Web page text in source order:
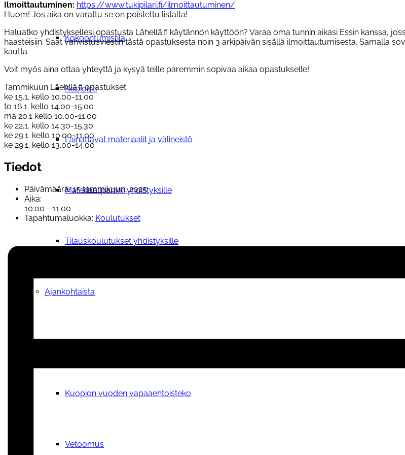
Kokoontumistila
Kopiointi
Lainattavat materiaalit ja välineistö
Materiaalipankki yhdistyksille
Tilauskoulutukset yhdistyksille
Ajankohtaista
Kuopion vuoden vapaaehtoisteko
Vetoomus
Ilmoittautuminen: https://www.tukipilari.fi/ilmoittautuminen/
Huom! Jos aika on varattu se on poistettu listalta!
Haluatko yhdistyksellesi opastusta Lähellä.fi käytännön käyttöön? Varaa oma tunnin aikasi Essin kanssa,
haasteisiin. Saat vahvistusviestin tästä opastuksesta noin 3 arkipäivän sisällä ilmoittautumisesta. Samalla
kautta.
Voit myös aina ottaa yhteyttä ja kysyä teille paremmin sopivaa aikaa opastukselle!
Tammikuun Läehllä.fi opastukset
ke 15.1. kello 10.00-11.00
to 16.1. kello 14.00-15.00
ma 20.1 kello 10.00-11.00
ke 22.1. kello 14.30-15.30
ke 29.1. kello 10.00-11.00
ke 29.1. kello 13.00-14.00
Tiedot
Päivämäärä: 15 tammikuun, 2025
Aika:
10:00 - 11:00
Tapahtumaluokka: Koulutukset